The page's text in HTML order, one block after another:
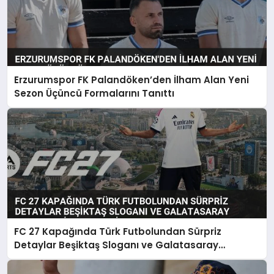
Erzurumspor FK Palandöken’den İlham Alan Yeni
Sezon Üçüncü Formalarını Tanıttı
FC 27 Kapağında Türk Futbolundan Sürpriz
Detaylar Beşiktaş Sloganı ve Galatasaray
Forması Dikkat Çekti